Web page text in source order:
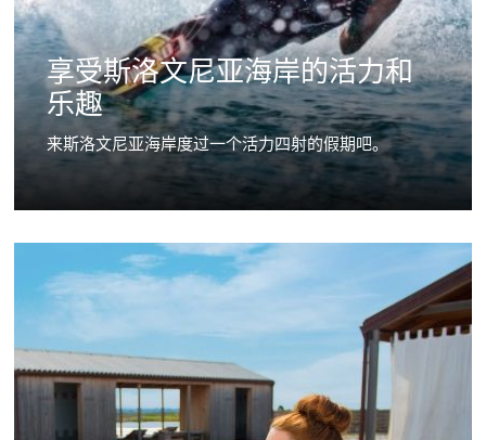
享受斯洛文尼亚海岸的活力和
乐趣
来斯洛文尼亚海岸度过一个活力四射的假期吧。